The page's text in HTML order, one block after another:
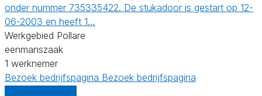
onder nummer 735335422. De stukadoor is gestart op 12-
06-2003 en heeft 1…
Werkgebied Pollare
eenmanszaak
1 werknemer
Bezoek bedrijfspagina Bezoek bedrijfspagina